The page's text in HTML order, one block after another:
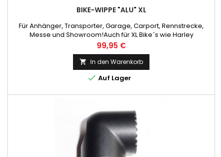
BIKE-WIPPE "ALU" XL
Für Anhänger, Transporter, Garage, Carport, Rennstrecke,
Messe und Showroom!Auch für XL Bike´s wie Harley
Preis
99,95 €
 In den Warenkorb
 Auf Lager